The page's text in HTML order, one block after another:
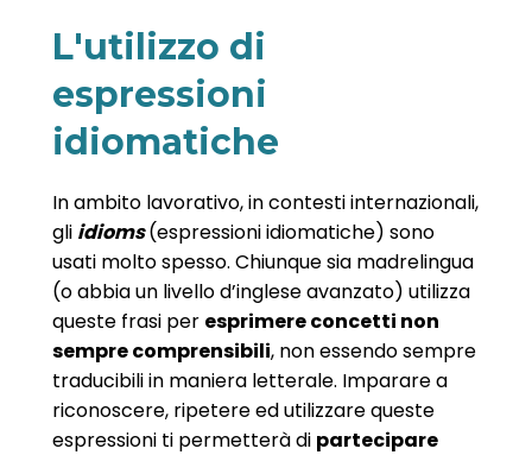
L'utilizzo di
espressioni
idiomatiche
In ambito lavorativo, in contesti internazionali,
gli idioms(espressioni idiomatiche) sono
usati molto spesso. Chiunque sia madrelingua
(o abbia un livello d’inglese avanzato) utilizza
queste frasi per esprimere concetti non
sempre comprensibili, non essendo sempre
traducibili in maniera letterale. Imparare a
riconoscere, ripetere ed utilizzare queste
espressioni ti permetterà di partecipare